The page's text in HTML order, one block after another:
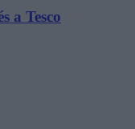
a Tesco